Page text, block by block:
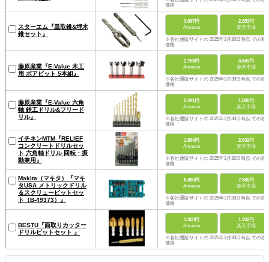
価格
スターエム『皿取錐&埋木
錐セット』
3,067円
Amazon
2,853円
楽天市場
※各社通販サイトの 2025年3月30日時点 での税
価格
藤原産業『E-Value 木工
用 ボアビット 5本組』
2,768円
Amazon
3,649円
楽天市場
※各社通販サイトの 2025年3月30日時点 での税
価格
藤原産業『E-Value 六角
軸 鉄工ドリル&フリード
リル』
2,291円
Amazon
1,880円
楽天市場
※各社通販サイトの 2025年3月30日時点 での税
価格
イチネンMTM『RELIEF
コンクリートドリルセッ
ト 六角軸ドリル 回転・振
動兼用』
1,964円
Amazon
2,632円
楽天市場
※各社通販サイトの 2025年3月30日時点 での税
価格
Makita（マキタ）『マキ
タUSA メトリックドリル
＆スクリュービットセッ
ト（B-49373）』
8,480円
Amazon
7,580円
楽天市場
※各社通販サイトの 2025年3月30日時点 での税
価格
BESTU『面取りカッター
ドリルビットセット 』
1,360円
Amazon
1,932円
楽天市場
※各社通販サイトの 2025年3月30日時点 での税
価格